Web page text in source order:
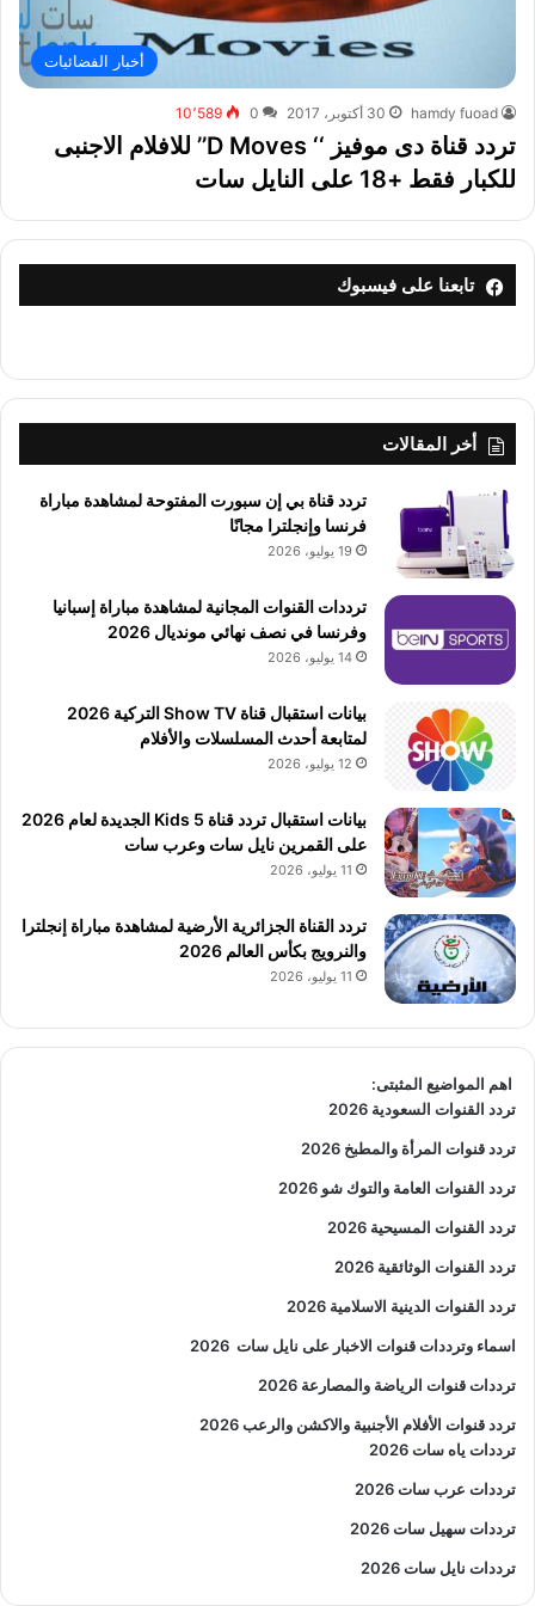
أخبار الفضائيات
hamdy fuoad 30 أكتوبر، 2017 0 10٬589
تردد قناة دى موفيز ‘‘ D Moves’’ للافلام الاجنبى
للكبار فقط +18 على النايل سات
تابعنا على فيسبوك
أخر المقالات
تردد قناة بي إن سبورت المفتوحة لمشاهدة مباراة
فرنسا وإنجلترا مجانًا
19 يوليو، 2026
ترددات القنوات المجانية لمشاهدة مباراة إسبانيا
وفرنسا في نصف نهائي مونديال 2026
14 يوليو، 2026
بيانات استقبال قناة Show TV التركية 2026
لمتابعة أحدث المسلسلات والأفلام
12 يوليو، 2026
بيانات استقبال تردد قناة 5 Kids الجديدة لعام 2026
على القمرين نايل سات وعرب سات
11 يوليو، 2026
تردد القناة الجزائرية الأرضية لمشاهدة مباراة إنجلترا
والنرويج بكأس العالم 2026
11 يوليو، 2026
اهم المواضيع المثبتى:
تردد القنوات السعودية 2026
تردد قنوات المرأة والمطبخ 2026
تردد القنوات العامة والتوك شو 2026
تردد القنوات المسيحية 2026
تردد القنوات الوثائقية 2026
تردد القنوات الدينية الاسلامية 2026
اسماء وترددات قنوات الاخبار على نايل سات 2026
ترددات قنوات الرياضة والمصارعة 2026
تردد قنوات الأفلام الأجنبية والاكشن والرعب2026
ترددات ياه سات 2026
ترددات عرب سات 2026
ترددات سهيل سات 2026
ترددات نايل سات 2026